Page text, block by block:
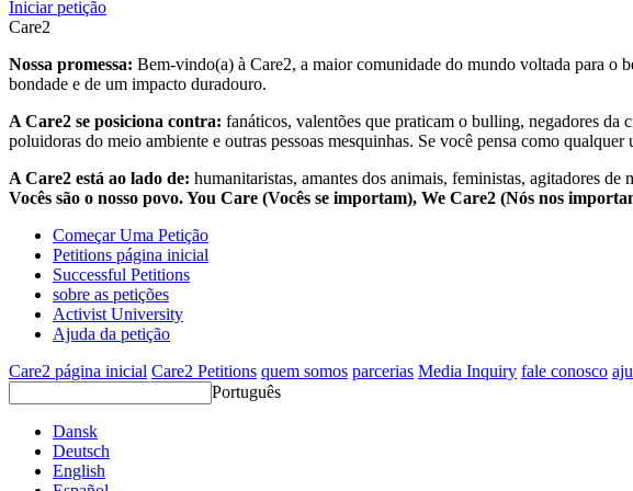
Iniciar petição
Care2
Nossa promessa: Bem-vindo(a) à Care2, a maior comunidade do mundo voltada para o
bondade e de um impacto duradouro.
A Care2 se posiciona contra: fanáticos, valentões que praticam o bulling, negadores da
poluidoras do meio ambiente e outras pessoas mesquinhas. Se você pensa como
A Care2 está ao lado de: humanitaristas, amantes dos animais, feministas, agitadores
Vocês são o nosso povo. You Care (Vocês se importam), We Care2 (Nós nos
Começar Uma Petição
Petitions página inicial
Successful Petitions
sobre as petições
Activist University
Ajuda da petição
Care2 página inicial Care2 Petitions quem somos parcerias Media Inquiry fale conosco
Português
Dansk
Deutsch
English